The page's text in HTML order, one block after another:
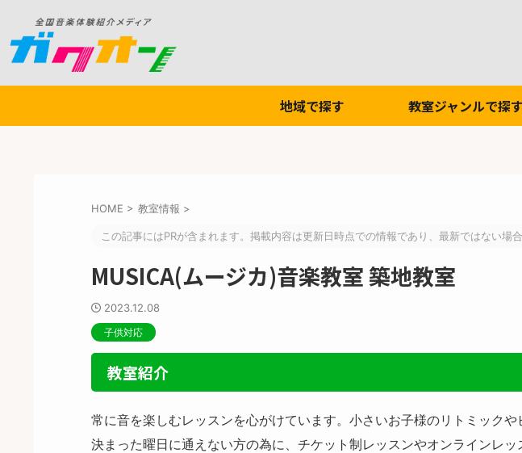
地域で探す 教室ジャンルで探す
HOME > 教室情報 >
この記事にはPRが含まれます。掲載内容は更新日時点での情報であり、最新ではない場合
MUSICA(ムージカ)音楽教室 築地教室
2023.12.08
子供対応
教室紹介
常に音を楽しむレッスンを心がけています。小さいお子様のリトミック
決まった曜日に通えない方の為に、チケット制レッスンやオンラインレッ